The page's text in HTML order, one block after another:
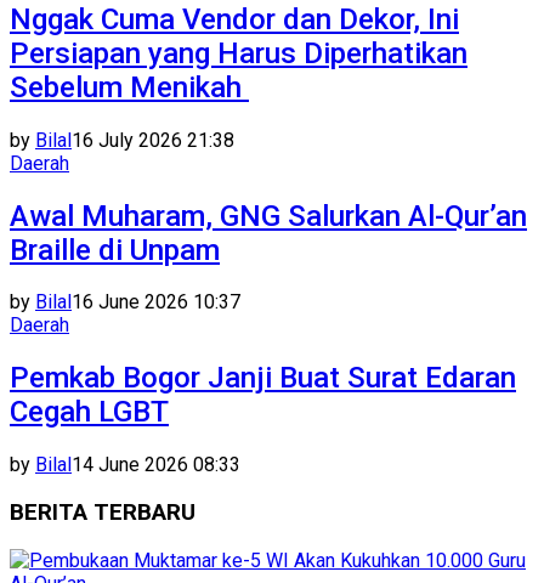
Nggak Cuma Vendor dan Dekor, Ini
Persiapan yang Harus Diperhatikan
Sebelum Menikah
by Bilal16 July 2026 21:38
Daerah
Awal Muharam, GNG Salurkan Al-Qur’an
Braille di Unpam
by Bilal 16 June 2026 10:37
Daerah
Pemkab Bogor Janji Buat Surat Edaran
Cegah LGBT
by Bilal 14 June 2026 08:33
BERITA TERBARU